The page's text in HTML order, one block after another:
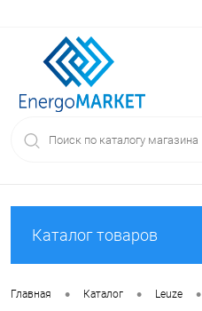
Каталог товаров
Главная • Каталог • Leuze •